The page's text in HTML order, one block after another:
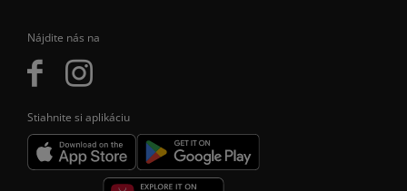
Nájdite nás na
Stiahnite si aplikáciu